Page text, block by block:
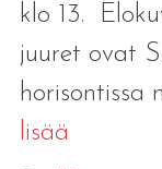
klo 13.
juuret ovat
horisontissa
lisää